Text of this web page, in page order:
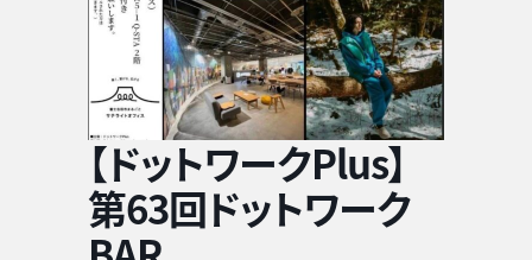
【ドットワークPlus】
第63回ドットワーク